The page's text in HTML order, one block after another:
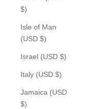
$)
Isle of Man
(USD $)
Israel (USD $)
Italy (USD $)
Jamaica (USD
$)